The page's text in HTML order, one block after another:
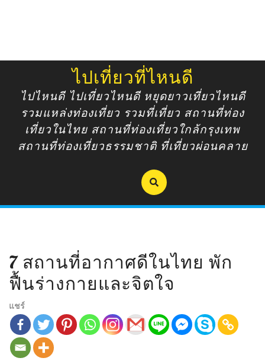
content
ไปเที่ยวที่ไหนดี
ไปไหนดี ไปเที่ยวไหนดี หยุดยาวเที่ยวไหนดี
รวมแหล่งท่องเที่ยว รวมที่เที่ยว สถานที่ท่อง
เที่ยวในไทย สถานที่ท่องเที่ยวใกล้กรุงเทพ
สถานที่ท่องเที่ยวธรรมชาติ ที่เที่ยวผ่อนคลาย
7 สถานที่อากาศดีในไทย พัก
ฟื้นร่างกายและจิตใจ
แชร์